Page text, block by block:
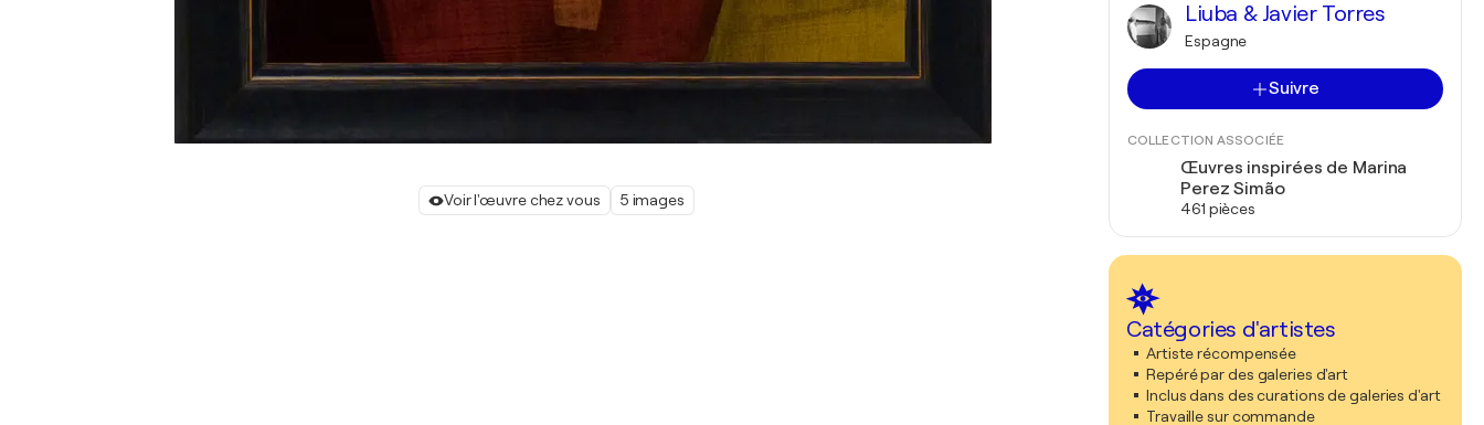
Voir l'œuvre chez vous 5 images
Liuba & Javier Torres
Espagne
Suivre
COLLECTION ASSOCIÉE
Œuvres inspirées de Marina
Perez Simão
461 pièces
Catégories d'artistes
Artiste récompensée
Repéré par des galeries d'art
Inclus dans des curations de galeries d'art
Travaille sur commande